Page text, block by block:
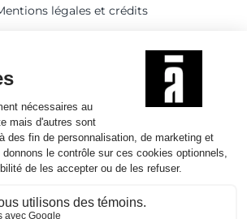
légales et crédits